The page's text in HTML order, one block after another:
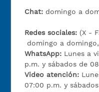
Chat: domingo a
Redes sociales: (X -
domingo a
WhatsApp: Lunes a
p.m. y sábados de
Video atención:
07:00 p.m. y